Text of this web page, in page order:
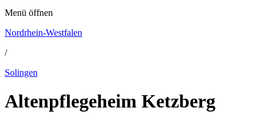
Menü öffnen
Nordrhein-Westfalen
/
Solingen
Altenpflegeheim Ketzberg